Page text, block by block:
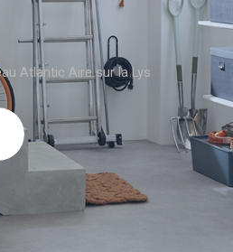
Atlantic Aire sur la Lys